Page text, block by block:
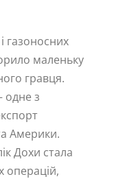
газоносних
маленьку
гравця.
одне з
Америки.
Дохи стала
операцій,